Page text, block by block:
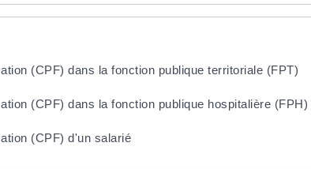
(CPF) dans la fonction publique territoriale (FPT)
(CPF) dans la fonction publique hospitalière (FPH)
(CPF) d'un salarié